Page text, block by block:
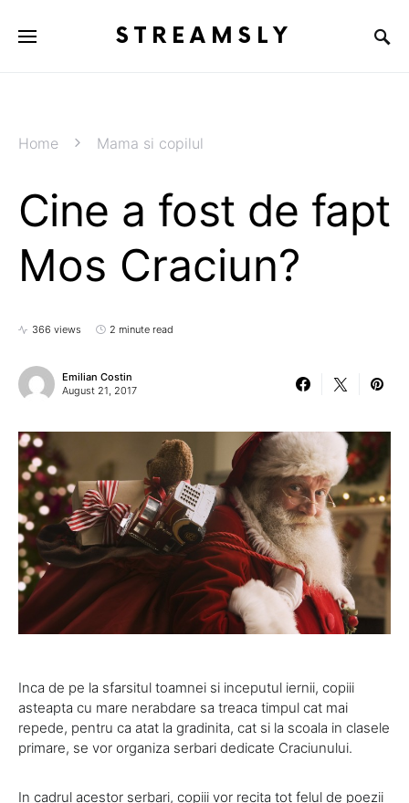
STREAMSLY
Home Mama si copilul
Cine a fost de fapt
Mos Craciun?
366 views 2 minute read
Emilian Costin
August 21, 2017
Inca de pe la sfarsitul toamnei si inceputul iernii, copiii
asteapta cu mare nerabdare sa treaca timpul cat mai
repede, pentru ca atat la gradinita, cat si la scoala in clasele
primare, se vor organiza serbari dedicate Craciunului.
In cadrul acestor serbari, copiii vor recita tot felul de poezii